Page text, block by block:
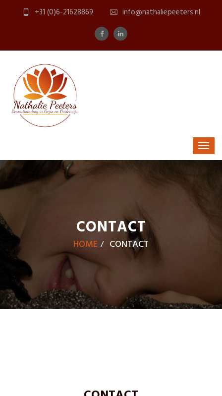
+31 (0)6-21628869 info@nathaliepeeters.nl
CONTACT
HOME CONTACT